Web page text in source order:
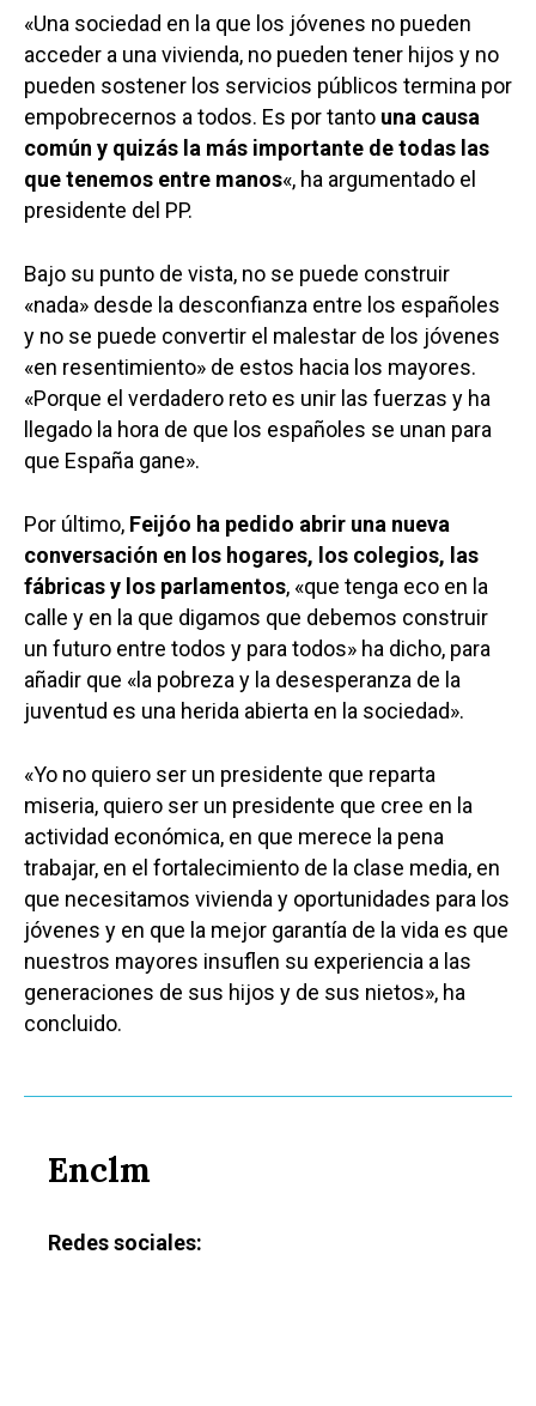
«Una sociedad en la que los jóvenes no pueden
acceder a una vivienda, no pueden tener hijos y no
pueden sostener los servicios públicos termina por
empobrecernos a todos. Es por tanto una causa
común y quizás la más importante de todas las
que tenemos entre manos«, ha argumentado el
presidente del PP.
Bajo su punto de vista, no se puede construir
«nada» desde la desconfianza entre los españoles
y no se puede convertir el malestar de los jóvenes
«en resentimiento» de estos hacia los mayores.
«Porque el verdadero reto es unir las fuerzas y ha
llegado la hora de que los españoles se unan para
que España gane».
Por último, Feijóo ha pedido abrir una nueva
conversación en los hogares, los colegios, las
fábricas y los parlamentos, «que tenga eco en la
calle y en la que digamos que debemos construir
un futuro entre todos y para todos» ha dicho, para
añadir que «la pobreza y la desesperanza de la
juventud es una herida abierta en la sociedad».
«Yo no quiero ser un presidente que reparta
miseria, quiero ser un presidente que cree en la
actividad económica, en que merece la pena
trabajar, en el fortalecimiento de la clase media, en
que necesitamos vivienda y oportunidades para los
jóvenes y en que la mejor garantía de la vida es que
nuestros mayores insuflen su experiencia a las
generaciones de sus hijos y de sus nietos», ha
concluido.
Enclm
Redes sociales:
Castilla-La
Toledo
Ciudad Real
Albacete
Cuenca
Guadalajara
Sanidad
Economía
Educación
Cultura